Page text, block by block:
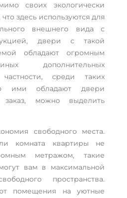
своих экологически
здесь используются для
внешнего вида с
двери с такой
обладают огромным
дополнительных
среди таких
ими обладают двери
можно выделить
свободного места.
комната квартиры не
метражом, такие
вам в максимальной
пространства.
помещения на уютные